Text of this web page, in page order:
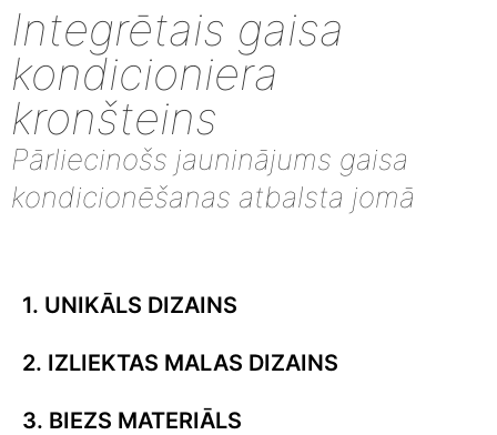
Integrētais gaisa
kondicioniera
kronšteins
Pārliecinošs jauninājums gaisa
kondicionēšanas atbalsta jomā
1. UNIKĀLS DIZAINS
2. IZLIEKTAS MALAS DIZAINS
3. BIEZS MATERIĀLS